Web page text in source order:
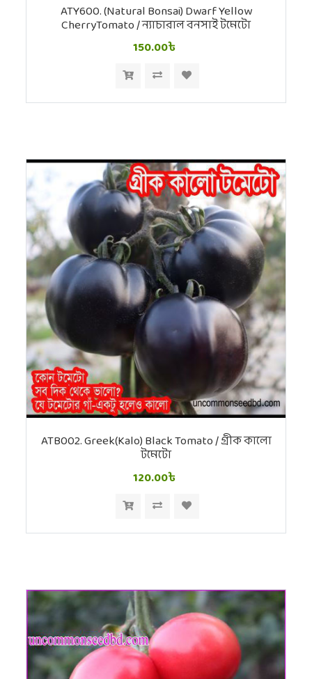
ATY600. (Natural Bonsai) Dwarf Yellow
CherryTomato / ন্যাচারাল বনসাই টমেটো
150.00৳
ATB002. Greek(Kalo) Black Tomato / গ্রীক কালো
টমেটো
120.00৳